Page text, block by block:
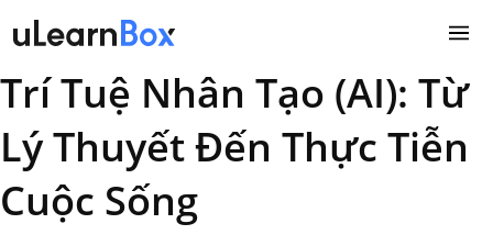
to
Trí Tuệ Nhân Tạo (AI): Từ
Lý Thuyết Đến Thực Tiễn
Cuộc Sống